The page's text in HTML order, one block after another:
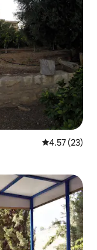
평점 4.57점
4.57 (23)